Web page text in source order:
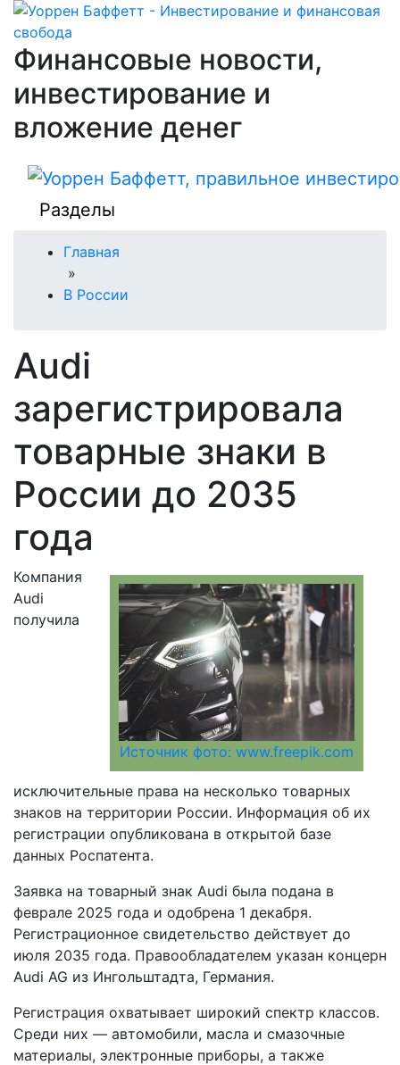
Финансовые новости,
инвестирование и
вложение денег
Разделы
Главная
»
В России
Audi
зарегистрировала
товарные знаки в
России до 2035
года
Источник фото: www.freepik.com
Компания
Audi
получила
исключительные права на несколько товарных
знаков на территории России. Информация об их
регистрации опубликована в открытой базе
данных Роспатента.
Заявка на товарный знак Audi была подана в
феврале 2025 года и одобрена 1 декабря.
Регистрационное свидетельство действует до
июля 2035 года. Правообладателем указан концерн
Audi AG из Ингольштадта, Германия.
Регистрация охватывает широкий спектр классов.
Среди них — автомобили, масла и смазочные
материалы, электронные приборы, а также